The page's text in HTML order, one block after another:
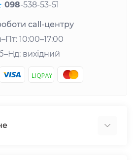
098-538-53-51
call-центру
10:00–17:00
вихідний